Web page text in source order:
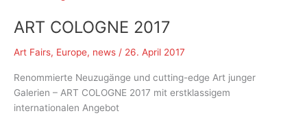
ART COLOGNE 2017
Art Fairs, Europe, news / 26. April 2017
Renommierte Neuzugänge und cutting-edge Art junger
Galerien – ART COLOGNE 2017 mit erstklassigem
internationalen Angebot